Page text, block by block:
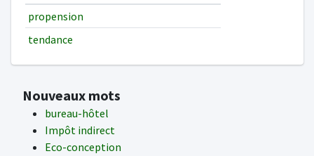
propension
tendance
Nouveaux mots
bureau-hôtel
Impôt indirect
Eco-conception